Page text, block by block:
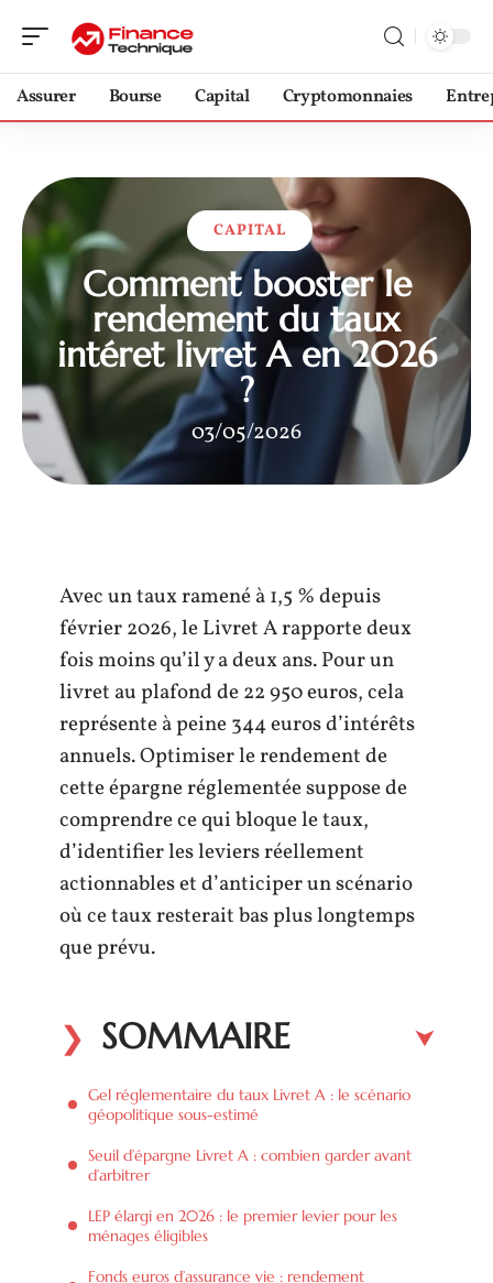
Assurer Bourse Capital Cryptomonnaies
CAPITAL
Comment booster le
rendement du taux
intéret livret A en 2026
?
03/05/2026
Avec un taux ramené à 1,5 % depuis
février 2026, le Livret A rapporte deux
fois moins qu’il y a deux ans. Pour un
livret au plafond de 22 950 euros, cela
représente à peine 344 euros d’intérêts
annuels. Optimiser le rendement de
cette épargne réglementée suppose de
comprendre ce qui bloque le taux,
d’identifier les leviers réellement
actionnables et d’anticiper un scénario
où ce taux resterait bas plus longtemps
que prévu.
SOMMAIRE
Gel réglementaire du taux Livret A : le scénario
géopolitique sous-estimé
Seuil d’épargne Livret A : combien garder avant
d’arbitrer
LEP élargi en 2026 : le premier levier pour les
ménages éligibles
Fonds euros d’assurance vie : rendement